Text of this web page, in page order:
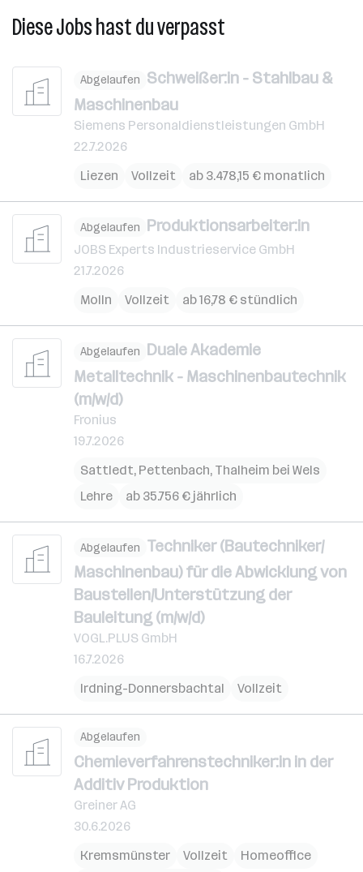
Diese Jobs hast du verpasst
Abgelaufen Schweißer:in - Stahlbau &
Maschinenbau
Siemens Personaldienstleistungen GmbH
22.7.2026
Liezen
Vollzeit ab 3.478,15 € monatlich
Abgelaufen Produktionsarbeiter:in
JOBS Experts Industrieservice GmbH
21.7.2026
Molln
Vollzeit ab 16,78 € stündlich
Abgelaufen Duale Akademie
Metalltechnik - Maschinenbautechnik
(m/w/d)
Fronius
19.7.2026
Sattledt, Pettenbach, Thalheim bei Wels
Lehre
ab 35.756 € jährlich
Abgelaufen Techniker (Bautechniker/
Maschinenbau) für die Abwicklung von
Baustellen/Unterstützung der
Bauleitung (m/w/d)
VOGL.PLUS GmbH
16.7.2026
Irdning-Donnersbachtal
Vollzeit
Abgelaufen
Chemieverfahrenstechniker:in in der
Additiv Produktion
Greiner AG
30.6.2026
Kremsmünster
Vollzeit
Homeoffice